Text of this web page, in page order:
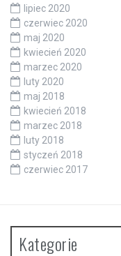
lipiec 2020
czerwiec 2020
maj 2020
kwiecień 2020
marzec 2020
luty 2020
maj 2018
kwiecień 2018
marzec 2018
luty 2018
styczeń 2018
czerwiec 2017
Kategorie